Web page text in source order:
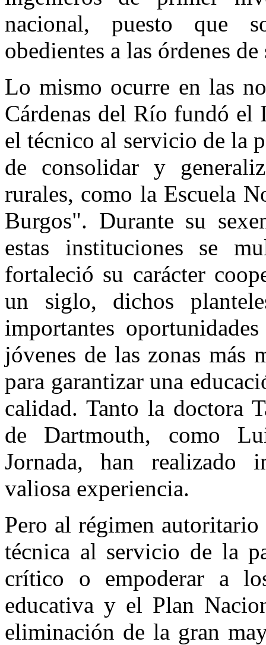
nacional, puesto que
obedientes a las órdenes
Lo mismo ocurre en las
Cárdenas del Río fundó
el técnico al servicio de la
de consolidar y
rurales, como la Escuela
Burgos". Durante su
estas instituciones se
fortaleció su carácter
un siglo, dichos
importantes
jóvenes de las zonas más
para garantizar una
calidad. Tanto la doctora
de Dartmouth, como
Jornada, han realizado
valiosa experiencia.
Pero al régimen
técnica al servicio de la
crítico o empoderar a
educativa y el Plan
eliminación de la gran